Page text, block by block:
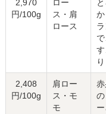
2,970
円/100g
ロー
ス・肩
ロース
2,408
円/100g
肩ロー
ス・モ
モ